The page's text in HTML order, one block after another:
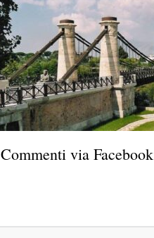
Commenti via Facebook